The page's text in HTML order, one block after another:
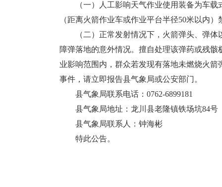
（一）人工影响天气作业使用装备为车载
（距离火箭作业车或作业平台半径50米以内）
（二）正常发射情况下，火箭弹头、弹体
障弹落地的意外情况。擅自处理该弹药或残
业影响范围内，群众若发现有落地未燃烧火
事件，请立即报告县气象局或公安部门。
县气象局联系电话：0762-6899181
县气象局地址：龙川县老隆镇铁场坑84号
县气象局联系人：钟海彬
特此公告。